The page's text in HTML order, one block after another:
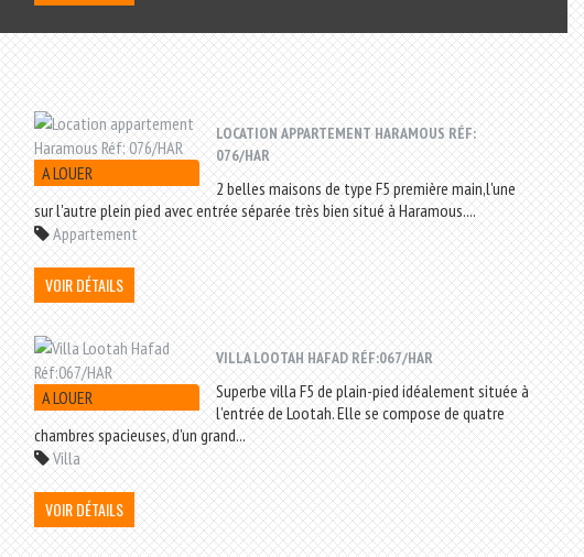
A LOUER
LOCATION APPARTEMENT HARAMOUS RÉF:
076/HAR
2 belles maisons de type F5 première main,l'une
sur l'autre plein pied avec entrée séparée très bien situé à Haramous....
Appartement
VOIR DÉTAILS
A LOUER
VILLA LOOTAH HAFAD RÉF:067/HAR
Superbe villa F5 de plain-pied idéalement située à
l’entrée de Lootah. Elle se compose de quatre
chambres spacieuses, d’un grand...
Villa
VOIR DÉTAILS